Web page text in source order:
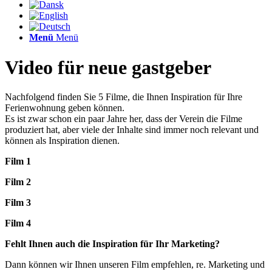
Menü Menü
Video für neue gastgeber
Nachfolgend finden Sie 5 Filme, die Ihnen Inspiration für Ihre
Ferienwohnung geben können.
Es ist zwar schon ein paar Jahre her, dass der Verein die Filme
produziert hat, aber viele der Inhalte sind immer noch relevant und
können als Inspiration dienen.
Film 1
Film 2
Film 3
Film 4
Fehlt Ihnen auch die Inspiration für Ihr Marketing?
Dann können wir Ihnen unseren Film empfehlen, re. Marketing und